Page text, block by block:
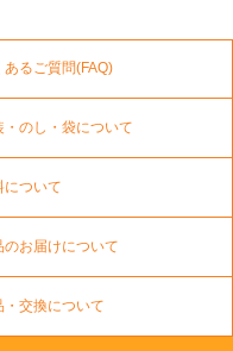
あるご質問(FAQ)
・のし・袋について
について
のお届けについて
・交換について